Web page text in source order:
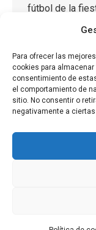
Para ofrecer las
cookies para
consentimiento de
el comportamiento de
sitio. No consentir o
negativamente a
fútbol de la
dónde estarán
29,30 de junio
base.